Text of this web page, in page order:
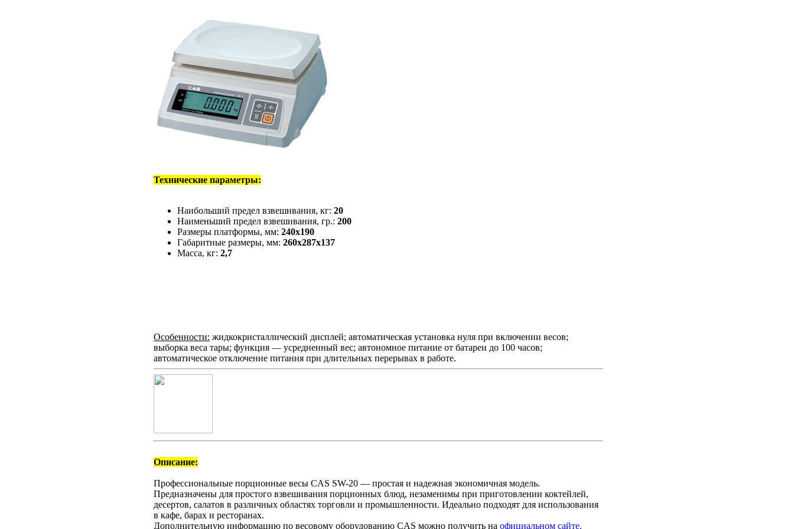
Технические параметры:
Наибольший предел взвешивания, кг: 20
Наименьший предел взвешивания, гр.: 200
Размеры платформы, мм: 240х190
Габаритные размеры, мм: 260х287х137
Масса, кг: 2,7
Особенности: жидкокристаллический дисплей; автоматическая установка нуля при включении весов;
выборка веса тары; функция — усредненный вес; автономное питание от батареи до 100 часов;
автоматическое отключение питания при длительных перерывах в работе.
Описание:
Профессиональные порционные весы CAS SW-20 — простая и надежная экономичная модель.
Предназначены для простого взвешивания порционных блюд, незаменимы при приготовлении коктейлей,
десертов, салатов в различных областях торговли и промышленности. Идеально подходят для использования
в кафе, барах и ресторанах.
Дополнительную информацию по весовому оборудованию CAS можно получить на официальном сайте.